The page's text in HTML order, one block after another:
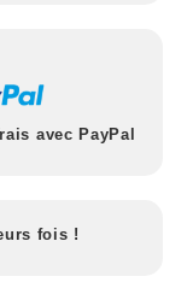
avec PayPal
fois !